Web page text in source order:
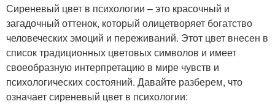
Сиреневый цвет в психологии – это красочный и
загадочный оттенок, который олицетворяет богатство
человеческих эмоций и переживаний. Этот цвет внесен в
список традиционных цветовых символов и имеет
своеобразную интерпретацию в мире чувств и
психологических состояний. Давайте разберем, что
означает сиреневый цвет в психологии: